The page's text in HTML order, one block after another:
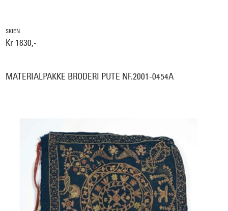
SKIEN
Kr 1830,-
MATERIALPAKKE BRODERI PUTE NF.2001-0454A